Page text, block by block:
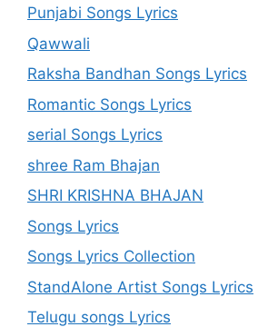
Punjabi Songs Lyrics
Qawwali
Raksha Bandhan Songs Lyrics
Romantic Songs Lyrics
serial Songs Lyrics
shree Ram Bhajan
SHRI KRISHNA BHAJAN
Songs Lyrics
Songs Lyrics Collection
StandAlone Artist Songs Lyrics
Telugu songs Lyrics